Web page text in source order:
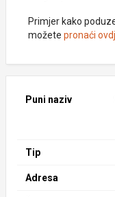
Primjer kako
možete pronaći
Puni naziv
Tip
Adresa